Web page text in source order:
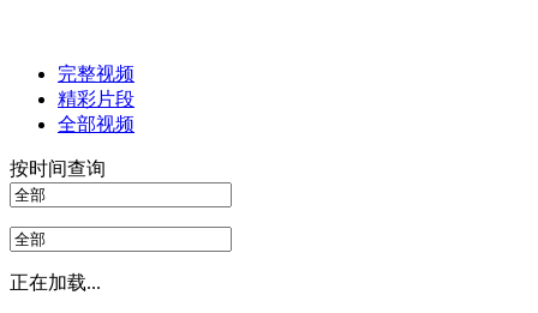
完整视频
精彩片段
全部视频
按时间查询
正在加载...